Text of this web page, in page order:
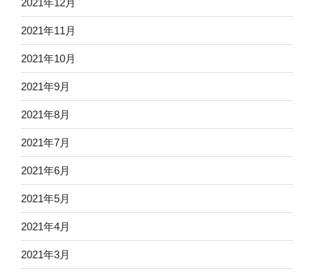
2021年11月
2021年10月
2021年9月
2021年8月
2021年7月
2021年6月
2021年5月
2021年4月
2021年3月